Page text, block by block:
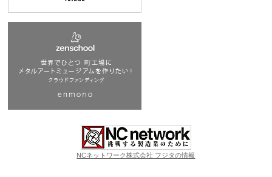
NCネットワーク株式会社 フジタの情報